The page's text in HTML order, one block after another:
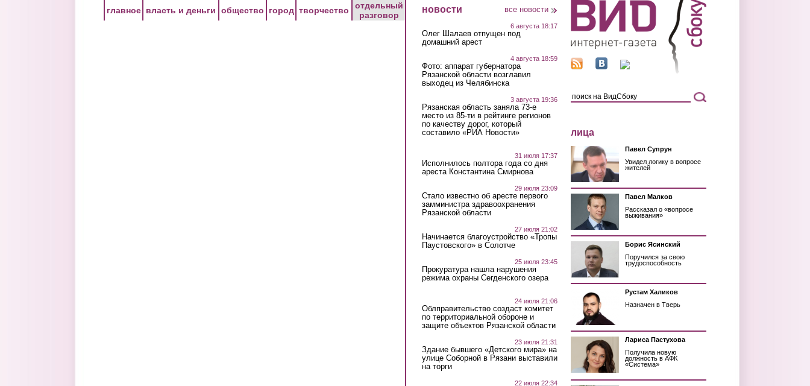
главное власть и деньги общество город творчество
отдельный
разговор
новости все новости
6 августа 18:17
Олег Шалаев отпущен под
домашний арест
4 августа 18:59
Фото: аппарат губернатора
Рязанской области возглавил
выходец из Челябинска
3 августа 19:36
Рязанская область заняла 73-е
место из 85-ти в рейтинге регионов
по качеству дорог, который
составило «РИА Новости»
31 июля 17:37
Исполнилось полтора года со дня
ареста Константина Смирнова
29 июля 23:09
Стало известно об аресте первого
замминистра здравоохранения
Рязанской области
27 июля 21:02
Начинается благоустройство «Тропы
Паустовского» в Солотче
25 июля 23:45
Прокуратура нашла нарушения
режима охраны Сегденского озера
24 июля 21:06
Облправительство создаст комитет
по территориальной обороне и
защите объектов Рязанской области
23 июля 21:31
Здание бывшего «Детского мира» на
улице Соборной в Рязани выставили
на торги
22 июля 22:34
лица
Павел Супрун
Увидел логику в вопросе
жителей
Павел Малков
Рассказал о «вопросе
выживания»
Борис Ясинский
Поручился за свою
трудоспособность
Рустам Халиков
Назначен в Тверь
Лариса Пастухова
Получила новую
должность в АФК
«Система»